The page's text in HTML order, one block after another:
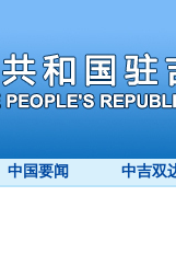
中国要闻 中吉双